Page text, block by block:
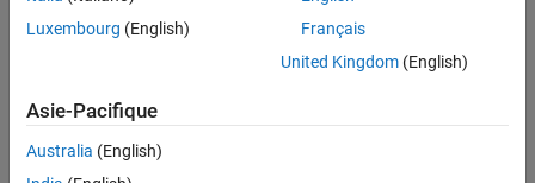
Luxembourg (English)
Français
United Kingdom(English)
Asie-Pacifique
Australia (English)